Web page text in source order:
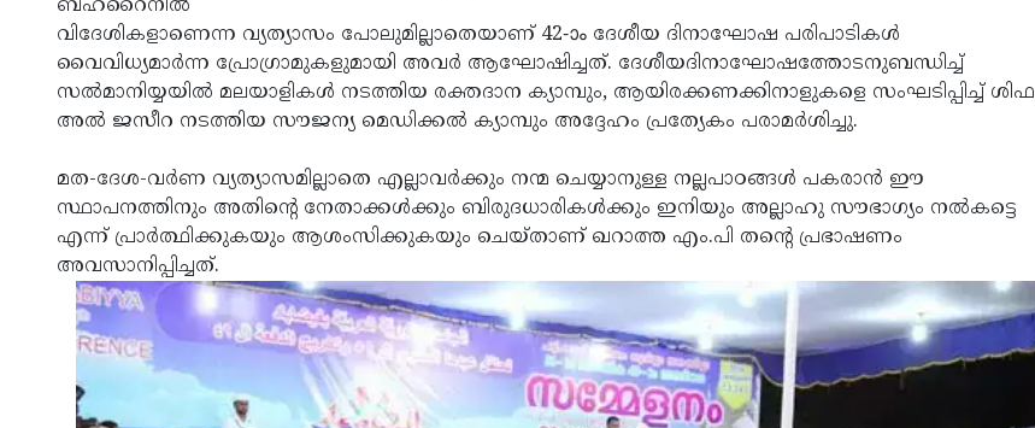
ബഹ്‌റൈനില്‍
വിദേശികളാണെന്ന വ്യത്യാസം പോലുമില്ലാതെയാണ് 42-ാം ദേശീയ ദിനാഘോഷ പരിപാടികള്‍
വൈവിധ്യമാര്‍ന്ന പ്രോഗ്രാമുകളുമായി അവര്‍ ആഘോഷിച്ചത്. ദേശീയദിനാഘോഷത്തോടനുബന്ധിച്ച്
സല്‍മാനിയ്യയില്‍ മലയാളികള്‍ നടത്തിയ രക്തദാന ക്യാമ്പും, ആയിരക്കണക്കിനാളുകളെ സംഘടിപ്പിച്ച് ശിഫ
അല്‍ ജസീറ നടത്തിയ സൗജന്യ മെഡിക്കല്‍ ക്യാമ്പും അദ്ദേഹം പ്രത്യേകം പരാമര്‍ശിച്ചു.
മത-ദേശ-വര്‍ണ വ്യത്യാസമില്ലാതെ എല്ലാവര്‍ക്കും നന്മ ചെയ്യാനുള്ള നല്ലപാഠങ്ങള്‍ പകരാന്‍ ഈ
സ്ഥാപനത്തിനും അതിന്റെ നേതാക്കള്‍ക്കും ബിരുദധാരികള്‍ക്കും ഇനിയും അല്ലാഹു സൗഭാഗ്യം നല്‍കട്ടെ
എന്ന് പ്രാര്‍ത്ഥിക്കുകയും ആശംസിക്കുകയും ചെയ്താണ് ഖറാത്ത എം.പി തന്റെ പ്രഭാഷണം
അവസാനിപ്പിച്ചത്.